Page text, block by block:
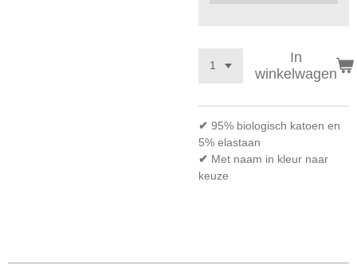
In
winkelwagen
✔ 95% biologisch katoen en
5% elastaan
✔ Met naam in kleur naar
keuze